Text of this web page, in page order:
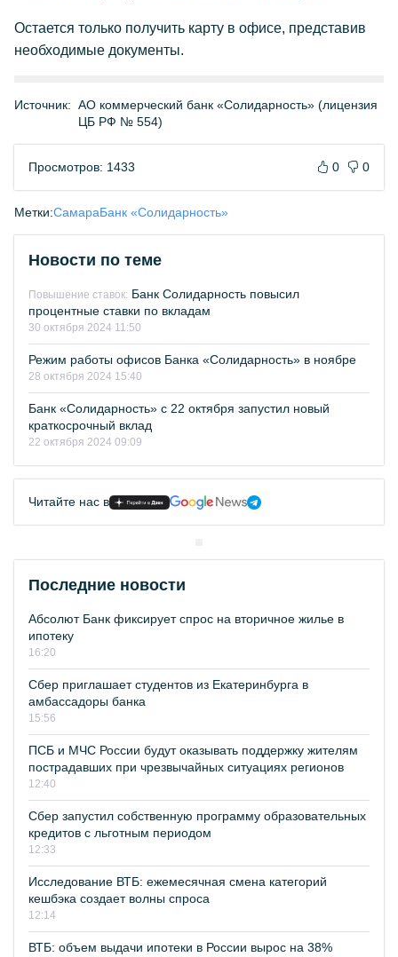
Остается только получить карту в офисе, представив
необходимые документы.
Источник: АО коммерческий банк «Солидарность» (лицензия
ЦБ РФ № 554)
Просмотров: 1433 0 0
Метки:СамараБанк «Солидарность»
Новости по теме
Повышение ставок: Банк Солидарность повысил
процентные ставки по вкладам
30 октября 2024 11:50
Режим работы офисов Банка «Солидарность» в ноябре
28 октября 2024 15:40
Банк «Солидарность» с 22 октября запустил новый
краткосрочный вклад
22 октября 2024 09:09
Читайте нас в
Последние новости
Абсолют Банк фиксирует спрос на вторичное жилье в
ипотеку
16:20
Сбер приглашает студентов из Екатеринбурга в
амбассадоры банка
15:56
ПСБ и МЧС России будут оказывать поддержку жителям
пострадавших при чрезвычайных ситуациях регионов
12:40
Сбер запустил собственную программу образовательных
кредитов с льготным периодом
12:33
Исследование ВТБ: ежемесячная смена категорий
кешбэка создает волны спроса
12:14
ВТБ: объем выдачи ипотеки в России вырос на 38%